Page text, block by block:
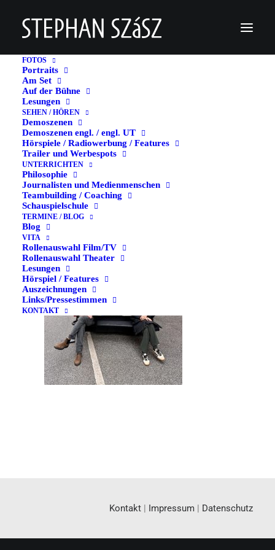
FOTOS
Portraits
Am Set
Auf der Bühne
Lesungen
SEHEN / HÖREN
Demoszenen
Demoszenen engl. / engl. UT
Hörspiele / Radiowerbung / Features
Trailer und Werbespots
UNTERRICHTEN
Philosophie
Journalisten und Medienmenschen
Teambuilding / Coaching
Schauspielschule
TERMINE / BLOG
Blog
VITA
Rollenauswahl Film/TV
Rollenauswahl Theater
Lesungen
Hörspiel / Features
Auszeichnungen
Links/Pressestimmen
KONTAKT
57BE758C-C5F9-4048-9EB7-446B61082651
Home
57BE758C-C5F9-4048-9EB7-446B61082651
Kontakt | Impressum | Datenschutz